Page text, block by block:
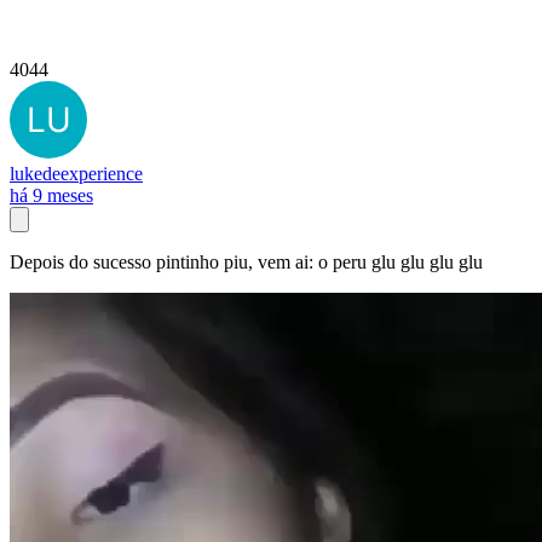
4044
lukedeexperience
há 9 meses
Depois do sucesso pintinho piu, vem ai: o peru glu glu glu glu